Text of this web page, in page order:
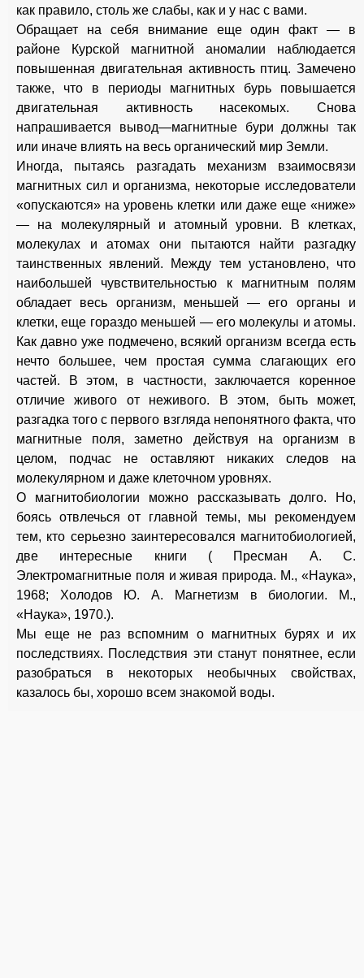
как правило, столь же слабы, как и у нас с вами.
Обращает на себя внимание еще один факт — в
районе Курской магнитной аномалии наблюдается
повышенная двигательная активность птиц. Замечено
также, что в периоды магнитных бурь повышается
двигательная активность насекомых. Снова
напрашивается вывод—магнитные бури должны так
или иначе влиять на весь органический мир Земли.
Иногда, пытаясь разгадать механизм взаимосвязи
магнитных сил и организма, некоторые исследователи
«опускаются» на уровень клетки или даже еще «ниже»
— на молекулярный и атомный уровни. В клетках,
молекулах и атомах они пытаются найти разгадку
таинственных явлений. Между тем установлено, что
наибольшей чувствительностью к магнитным полям
обладает весь организм, меньшей — его органы и
клетки, еще гораздо меньшей — его молекулы и атомы.
Как давно уже подмечено, всякий организм всегда есть
нечто большее, чем простая сумма слагающих его
частей. В этом, в частности, заключается коренное
отличие живого от неживого. В этом, быть может,
разгадка того с первого взгляда непонятного факта, что
магнитные поля, заметно действуя на организм в
целом, подчас не оставляют никаких следов на
молекулярном и даже клеточном уровнях.
О магнитобиологии можно рассказывать долго. Но,
боясь отвлечься от главной темы, мы рекомендуем
тем, кто серьезно заинтересовался магнитобиологией,
две интересные книги ( Пресман А. С.
Электромагнитные поля и живая природа. М., «Наука»,
1968; Холодов Ю. А. Магнетизм в биологии. М.,
«Наука», 1970.).
Мы еще не раз вспомним о магнитных бурях и их
последствиях. Последствия эти станут понятнее, если
разобраться в некоторых необычных свойствах,
казалось бы, хорошо всем знакомой воды.